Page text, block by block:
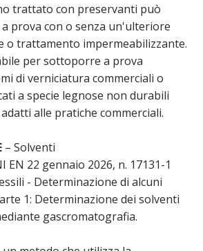
trattato con preservanti può
prova con o senza un'ulteriore
o trattamento impermeabilizzante.
per sottoporre a prova
di verniciatura commerciali o
a specie legnose non durabili
alle pratiche commerciali.
– Solventi
EN 22 gennaio 2026, n. 17131-1
- Determinazione di alcuni
1: Determinazione dei solventi
gascromatografia.